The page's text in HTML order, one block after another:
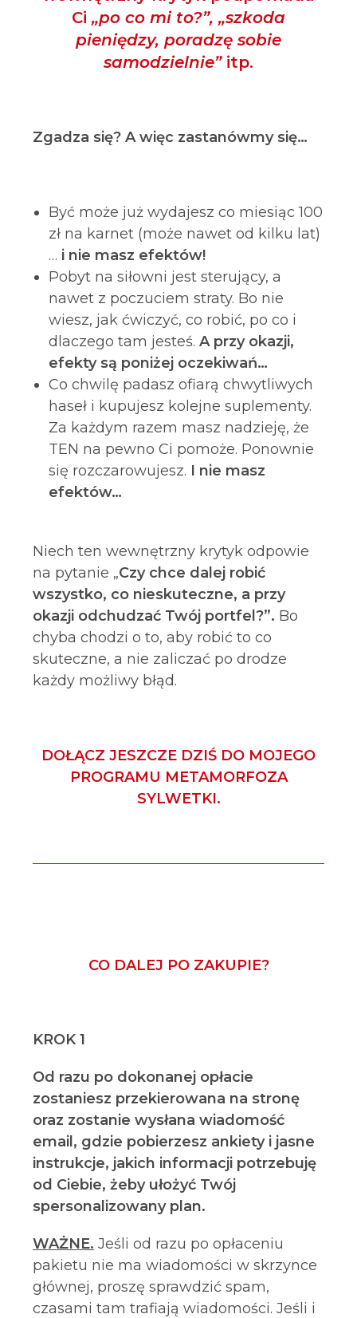
Ci „po co mi to?”, „szkoda
pieniędzy, poradzę sobie
samodzielnie” itp.
Zgadza się? A więc zastanówmy się…
Być może już wydajesz co miesiąc 100
zł na karnet (może nawet od kilku lat)
… i nie masz efektów!
Pobyt na siłowni jest sterujący, a
nawet z poczuciem straty. Bo nie
wiesz, jak ćwiczyć, co robić, po co i
dlaczego tam jesteś. A przy okazji,
efekty są poniżej oczekiwań…
Co chwilę padasz ofiarą chwytliwych
haseł i kupujesz kolejne suplementy.
Za każdym razem masz nadzieję, że
TEN na pewno Ci pomoże. Ponownie
się rozczarowujesz. I nie masz
efektów…
Niech ten wewnętrzny krytyk odpowie
na pytanie „Czy chce dalej robić
wszystko, co nieskuteczne, a przy
okazji odchudzać Twój portfel?”. Bo
chyba chodzi o to, aby robić to co
skuteczne, a nie zaliczać po drodze
każdy możliwy błąd.
DOŁĄCZ JESZCZE DZIŚ DO MOJEGO
PROGRAMU METAMORFOZA
SYLWETKI.
CO DALEJ PO ZAKUPIE?
KROK 1
Od razu po dokonanej opłacie
zostaniesz przekierowana na stronę
oraz zostanie wysłana wiadomość
email, gdzie pobierzesz ankiety i jasne
instrukcje, jakich informacji potrzebuję
od Ciebie, żeby ułożyć Twój
spersonalizowany plan.
WAŻNE. Jeśli od razu po opłaceniu
pakietu nie ma wiadomości w skrzynce
głównej, proszę sprawdzić spam,
czasami tam trafiają wiadomości. Jeśli i